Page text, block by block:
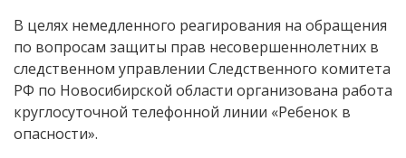
В целях немедленного реагирования на обращения
по вопросам защиты прав несовершеннолетних в
следственном управлении Следственного комитета
РФ по Новосибирской области организована работа
круглосуточной телефонной линии «Ребенок в
опасности».